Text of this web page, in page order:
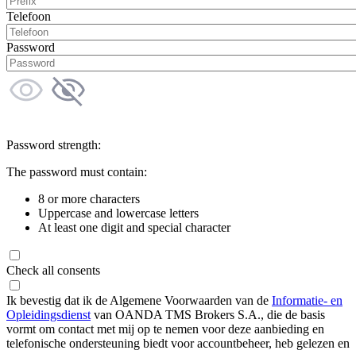
Telefoon
Password
Password strength:
The password must contain:
8 or more characters
Uppercase and lowercase letters
At least one digit and special character
Check all consents
Ik bevestig dat ik de Algemene Voorwaarden van de Informatie- en
Opleidingsdienst van OANDA TMS Brokers S.A., die de basis
vormt om contact met mij op te nemen voor deze aanbieding en
telefonische ondersteuning biedt voor accountbeheer, heb gelezen en